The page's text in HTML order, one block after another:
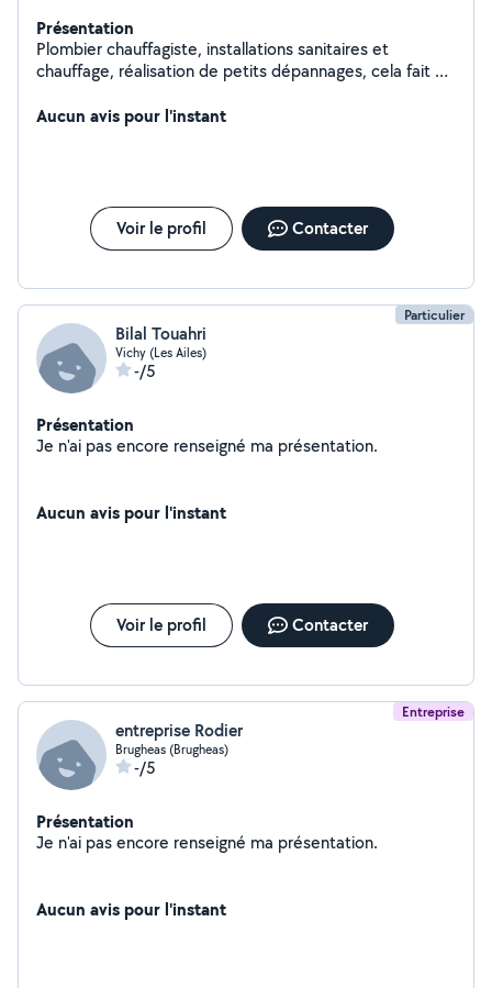
Présentation
Plombier chauffagiste, installations sanitaires et
chauffage, réalisation de petits dépannages, cela fait 5
Aucun avis pour l'instant
Voir le profil Contacter
Particulier
Bilal Touahri
Vichy (Les Ailes)
-/5
Présentation
Je n'ai pas encore renseigné ma présentation.
Aucun avis pour l'instant
Voir le profil Contacter
Entreprise
entreprise Rodier
Brugheas (Brugheas)
-/5
Présentation
Je n'ai pas encore renseigné ma présentation.
Aucun avis pour l'instant